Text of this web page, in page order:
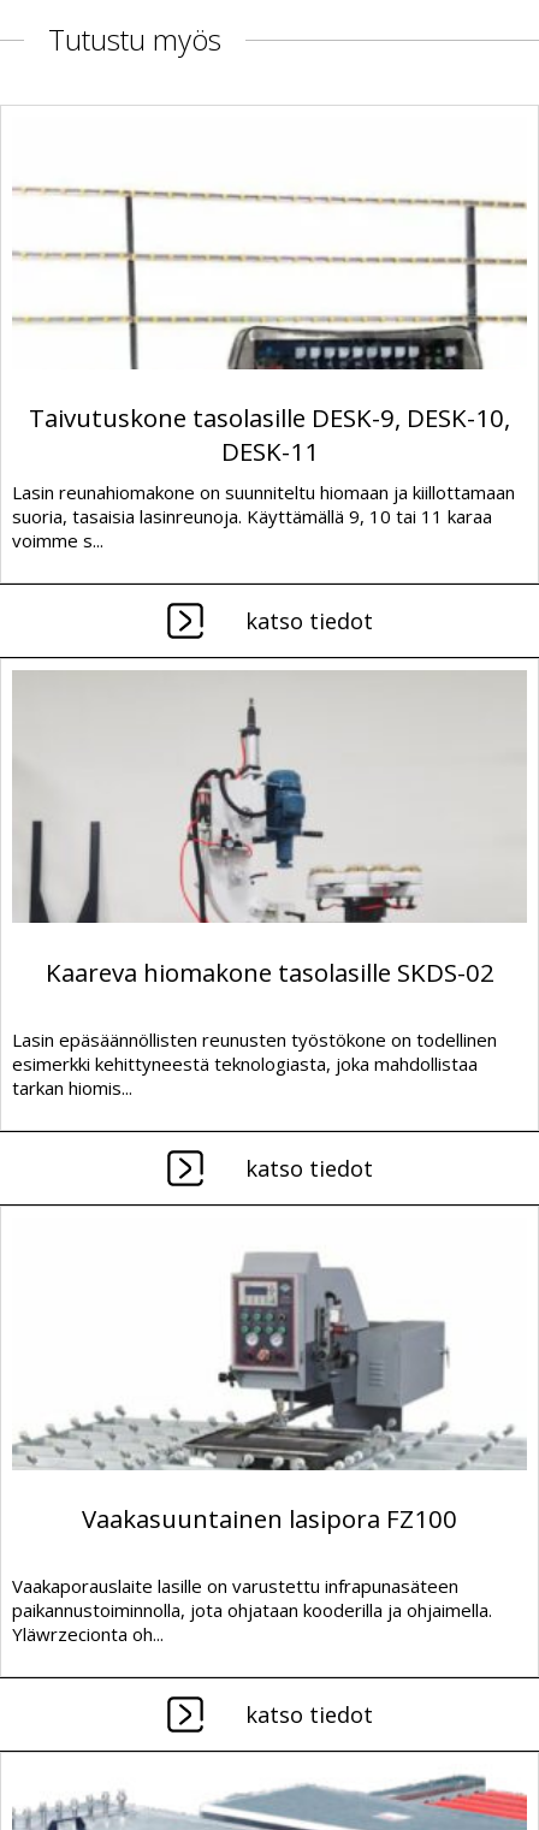
Tutustu myös
Taivutuskone tasolasille DESK-9, DESK-10,
DESK-11
Lasin reunahiomakone on suunniteltu hiomaan ja kiillottamaan
suoria, tasaisia lasinreunoja. Käyttämällä 9, 10 tai 11 karaa
voimme s...
katso tiedot
Kaareva hiomakone tasolasille SKDS-02
Lasin epäsäännöllisten reunusten työstökone on todellinen
esimerkki kehittyneestä teknologiasta, joka mahdollistaa
tarkan hiomis...
katso tiedot
Vaakasuuntainen lasipora FZ100
Vaakaporauslaite lasille on varustettu infrapunasäteen
paikannustoiminnolla, jota ohjataan kooderilla ja ohjaimella.
Yläwrzecionta oh...
katso tiedot